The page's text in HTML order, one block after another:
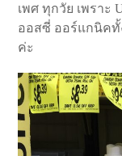
เพศ ทุกวัย เพราะ
ออสซี่ ออร์แกนิคทั้
ค่ะ